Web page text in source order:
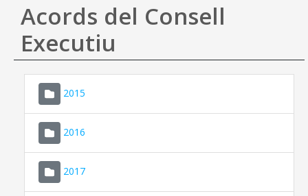
Ajuda
Acords del Consell
Executiu
2015
2016
2017